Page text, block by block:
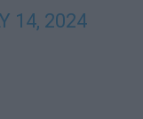
14, 2024